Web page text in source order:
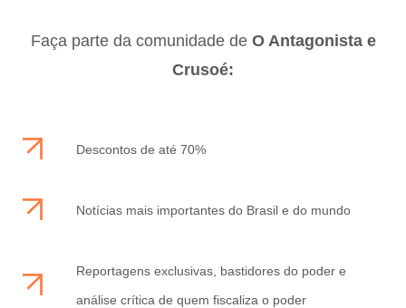
Faça parte da comunidade de O Antagonista e
Crusoé:
Descontos de até 70%
Notícias mais importantes do Brasil e do mundo
Reportagens exclusivas, bastidores do poder e
análise crítica de quem fiscaliza o poder